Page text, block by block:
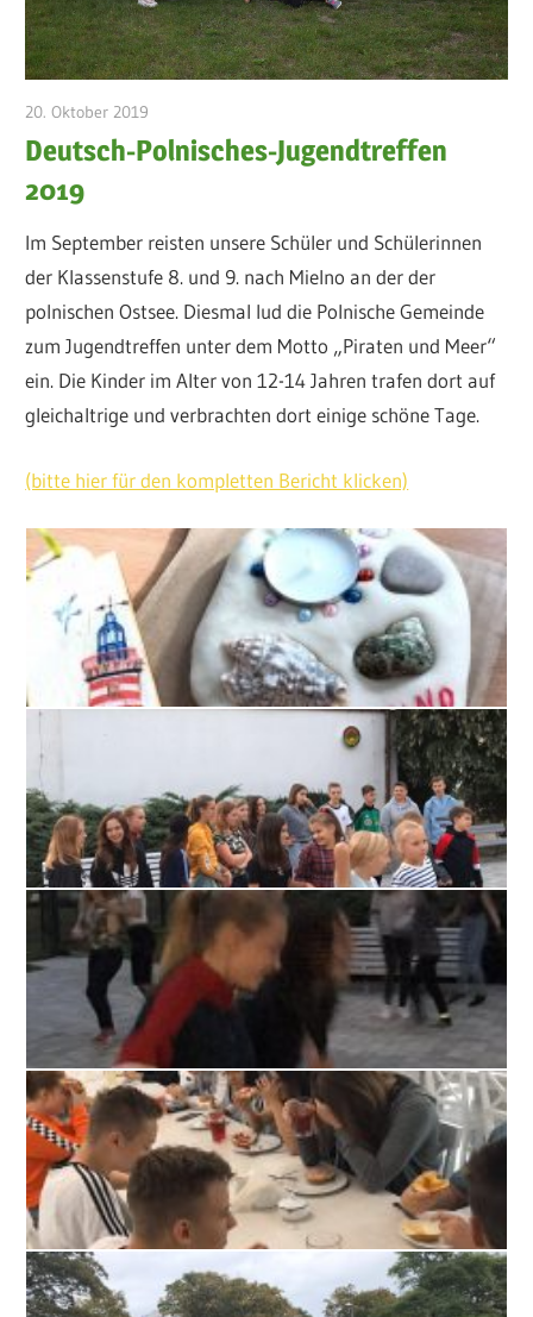
20. Oktober 2019
Deutsch-Polnisches-Jugendtreffen
2019
Im September reisten unsere Schüler und Schülerinnen
der Klassenstufe 8. und 9. nach Mielno an der der
polnischen Ostsee. Diesmal lud die Polnische Gemeinde
zum Jugendtreffen unter dem Motto „Piraten und Meer“
ein. Die Kinder im Alter von 12-14 Jahren trafen dort auf
gleichaltrige und verbrachten dort einige schöne Tage.
(bitte hier für den kompletten Bericht klicken)